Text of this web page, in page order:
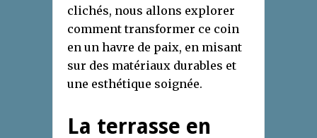
clichés, nous allons explorer
comment transformer ce coin
en un havre de paix, en misant
sur des matériaux durables et
une esthétique soignée.
La terrasse en